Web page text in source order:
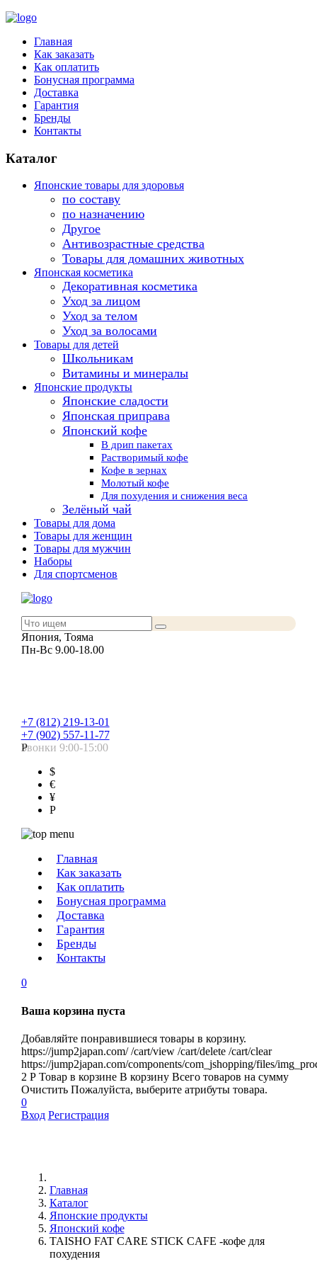
Главная
Как заказать
Как оплатить
Бонусная программа
Доставка
Гарантия
Бренды
Контакты
Каталог
Японские товары для здоровья
по составу
по назначению
Другое
Антивозрастные средства
Товары для домашних животных
Японская косметика
Декоративная косметика
Уход за лицом
Уход за телом
Уход за волосами
Товары для детей
Школьникам
Витамины и минералы
Японские продукты
Японские сладости
Японская приправа
Японский кофе
В дрип пакетах
Растворимый кофе
Кофе в зернах
Молотый кофе
Для похудения и снижения веса
Зелёный чай
Товары для дома
Товары для женщин
Товары для мужчин
Наборы
Для спортсменов
Япония, Тояма
Пн-Вс 9.00-18.00
+7 (812) 219-13-01
+7 (902) 557-11-77
Звонки 9:00-15:00
Р
$
€
¥
Р
Главная
Как заказать
Как оплатить
Бонусная программа
Доставка
Гарантия
Бренды
Контакты
0
Ваша корзина пуста
Добавляйте понравившиеся товары в корзину.
https://jump2japan.com/ /cart/view /cart/delete /cart/clear
https://jump2japan.com/components/com_jshopping/files/
2 Р Товар в корзине В корзину Всего товаров на сумму
Очистить Пожалуйста, выберите атрибуты товара.
0
Вход Регистрация
Главная
Каталог
Японские продукты
Японский кофе
TAISHO FAT CARE STICK CAFE -кофе для
похудения